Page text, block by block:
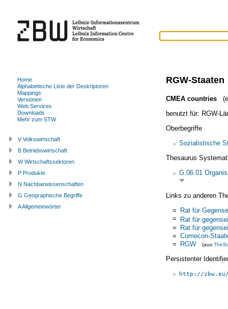
RGW-Staaten
CMEA countries
benutzt für: RGW-
Oberbegriffe
Sozialistische
Thesaurus
G.06.01
Links zu anderen
= Rat für
= Rat für
= Rat für
= Comecon-
= RGW (aus
Persistenter
http://
Home
Alphabetische Liste der Deskriptoren
Mappings
Versionen
Web Services
Downloads
Mehr zum STW
V Volkswirtschaft
B Betriebswirtschaft
W Wirtschaftssektoren
P Produkte
N Nachbarwissenschaften
G Geographische Begriffe
A Allgemeinwörter